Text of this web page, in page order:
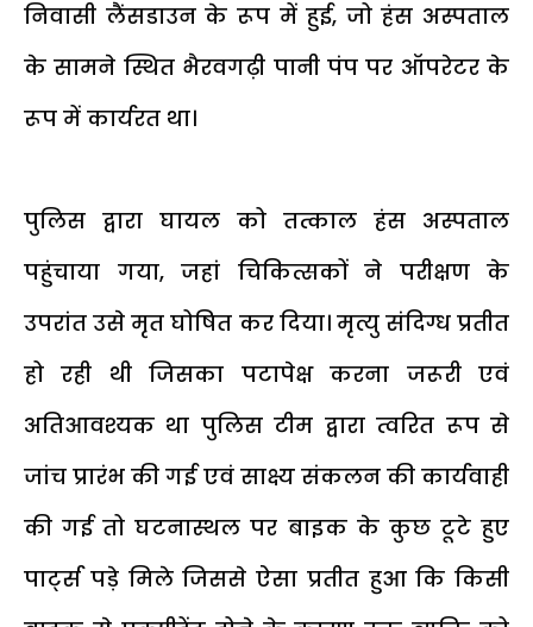
निवासी लैंसडाउन के रूप में हुई, जो हंस अस्पताल
के सामने स्थित भैरवगढ़ी पानी पंप पर ऑपरेटर के
रूप में कार्यरत था।
पुलिस द्वारा घायल को तत्काल हंस अस्पताल
पहुंचाया गया, जहां चिकित्सकों ने परीक्षण के
उपरांत उसे मृत घोषित कर दिया। मृत्यु संदिग्ध प्रतीत
हो रही थी जिसका पटापेक्ष करना जरूरी एवं
अतिआवश्यक था पुलिस टीम द्वारा त्वरित रूप से
जांच प्रारंभ की गई एवं साक्ष्य संकलन की कार्यवाही
की गई तो घटनास्थल पर बाइक के कुछ टूटे हुए
पार्ट्स पड़े मिले जिससे ऐसा प्रतीत हुआ कि किसी